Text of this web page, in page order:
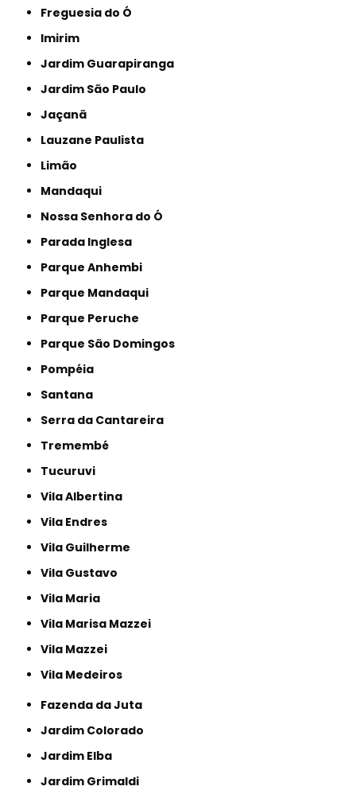
Freguesia do Ó
Imirim
Jardim Guarapiranga
Jardim São Paulo
Jaçanã
Lauzane Paulista
Limão
Mandaqui
Nossa Senhora do Ó
Parada Inglesa
Parque Anhembi
Parque Mandaqui
Parque Peruche
Parque São Domingos
Pompéia
Santana
Serra da Cantareira
Tremembé
Tucuruvi
Vila Albertina
Vila Endres
Vila Guilherme
Vila Gustavo
Vila Maria
Vila Marisa Mazzei
Vila Mazzei
Vila Medeiros
Fazenda da Juta
Jardim Colorado
Jardim Elba
Jardim Grimaldi